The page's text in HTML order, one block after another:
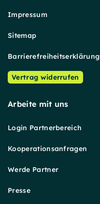
Impressum
Sitemap
Barrierefreiheitserklärung
Vertrag widerrufen
Arbeite mit uns
Login Partnerbereich
Kooperationsanfragen
Werde Partner
Presse